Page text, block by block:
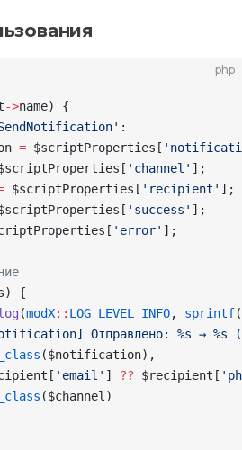
php
->name) {
:
= $scriptProperties [
[ 'channel' ];
$scriptProperties [ 'recipient' ];
[ 'success' ];
[ 'error' ];
) {
(modX:: LOG_LEVEL_INFO, sprintf(
Отправлено: %s → %s
($notification),
[ 'email' ] ?? $recipient [
($channel )